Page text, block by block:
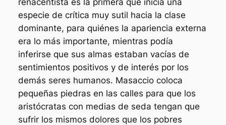
especie de crítica muy sutil hacia la clase
dominante, para quiénes la apariencia externa
era lo más importante, mientras podía
inferirse que sus almas estaban vacías de
sentimientos positivos y de interés por los
demás seres humanos. Masaccio coloca
pequeñas piedras en las calles para que los
aristócratas con medias de seda tengan que
sufrir los mismos dolores que los pobres